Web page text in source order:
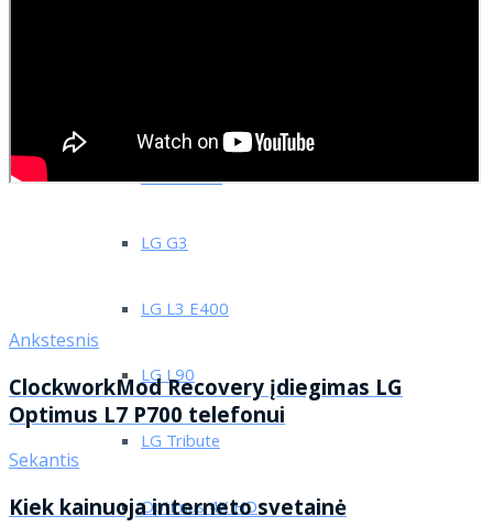
LG G2 Mini
LG G3
LG L3 E400
LG L90
LG Tribute
Optimus 4X HD
Ankstesnis
ClockworkMod Recovery įdiegimas LG
Optimus L7 P700 telefonui
Sekantis
Kiek kainuoja interneto svetainė